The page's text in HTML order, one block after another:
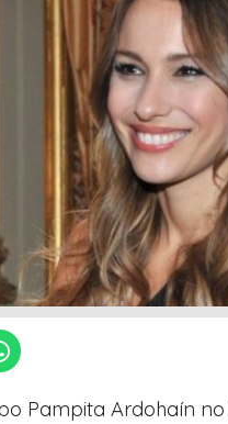
Pampita Ardohaín